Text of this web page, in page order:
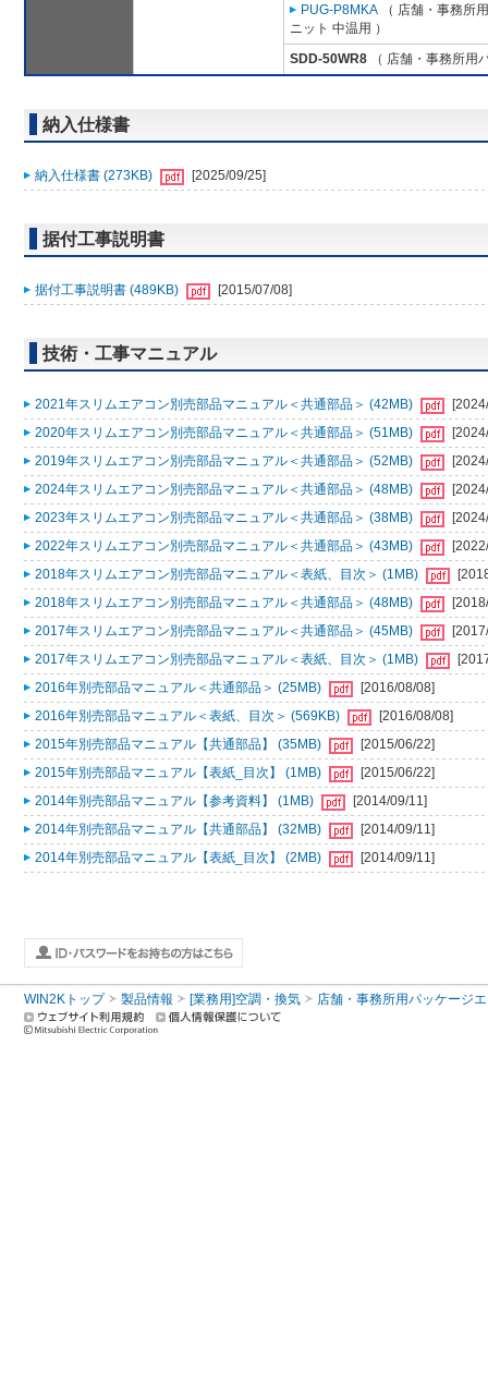
PUG-P8MKA （ 店舗・事務所
ニット 中温用 ）
SDD-50WR8 （ 店舗・事務所用
納入仕様書
納入仕様書 (273KB) [2025/09/25]
据付工事説明書
据付工事説明書 (489KB) [2015/07/08]
技術・工事マニュアル
2021年スリムエアコン別売部品マニュアル＜共通部品＞ (42MB)
2020年スリムエアコン別売部品マニュアル＜共通部品＞ (51MB)
2019年スリムエアコン別売部品マニュアル＜共通部品＞ (52MB)
2024年スリムエアコン別売部品マニュアル＜共通部品＞ (48MB)
2023年スリムエアコン別売部品マニュアル＜共通部品＞ (38MB)
2022年スリムエアコン別売部品マニュアル＜共通部品＞ (43MB)
2018年スリムエアコン別売部品マニュアル＜表紙、目次＞ (1MB)
2018年スリムエアコン別売部品マニュアル＜共通部品＞ (48MB)
2017年スリムエアコン別売部品マニュアル＜共通部品＞ (45MB)
2017年スリムエアコン別売部品マニュアル＜表紙、目次＞ (1MB)
2016年別売部品マニュアル＜共通部品＞ (25MB)
[2016/08/08]
2016年別売部品マニュアル＜表紙、目次＞ (569KB)
[2016/08/08]
2015年別売部品マニュアル【共通部品】 (35MB)
[2015/06/22]
2015年別売部品マニュアル【表紙_目次】 (1MB)
[2015/06/22]
2014年別売部品マニュアル【参考資料】 (1MB)
[2014/09/11]
2014年別売部品マニュアル【共通部品】 (32MB)
[2014/09/11]
2014年別売部品マニュアル【表紙_目次】 (2MB)
[2014/09/11]
WIN2Kトップ 製品情報 [業務用]空調・換気 店舗・事務所用パッケージ